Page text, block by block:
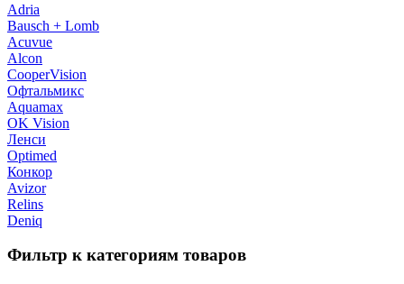
Adria
Bausch + Lomb
Acuvue
Alcon
CooperVision
Офтальмикс
Aquamax
OK Vision
Ленси
Optimed
Конкор
Avizor
Relins
Deniq
Фильтр к категориям товаров